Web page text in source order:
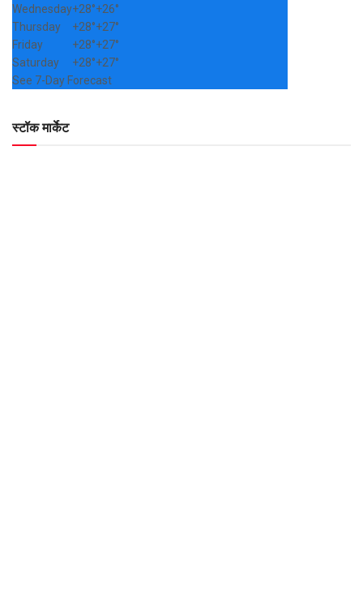
Wednesday+28°+26°
Thursday
+28°+27°
Friday
+28°+27°
Saturday
+28°+27°
See 7-Day Forecast
स्टॉक मार्केट